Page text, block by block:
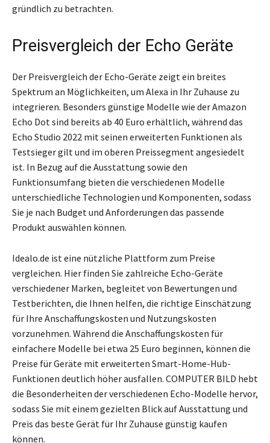
gründlich zu betrachten.
Preisvergleich der Echo Geräte
Der Preisvergleich der Echo-Geräte zeigt ein breites
Spektrum an Möglichkeiten, um Alexa in Ihr Zuhause zu
integrieren. Besonders günstige Modelle wie der Amazon
Echo Dot sind bereits ab 40 Euro erhältlich, während das
Echo Studio 2022 mit seinen erweiterten Funktionen als
Testsieger gilt und im oberen Preissegment angesiedelt
ist. In Bezug auf die Ausstattung sowie den
Funktionsumfang bieten die verschiedenen Modelle
unterschiedliche Technologien und Komponenten, sodass
Sie je nach Budget und Anforderungen das passende
Produkt auswählen können.
Idealo.de ist eine nützliche Plattform zum Preise
vergleichen. Hier finden Sie zahlreiche Echo-Geräte
verschiedener Marken, begleitet von Bewertungen und
Testberichten, die Ihnen helfen, die richtige Einschätzung
für Ihre Anschaffungskosten und Nutzungskosten
vorzunehmen. Während die Anschaffungskosten für
einfachere Modelle bei etwa 25 Euro beginnen, können die
Preise für Geräte mit erweiterten Smart-Home-Hub-
Funktionen deutlich höher ausfallen. COMPUTER BILD hebt
die Besonderheiten der verschiedenen Echo-Modelle hervor,
sodass Sie mit einem gezielten Blick auf Ausstattung und
Preis das beste Gerät für Ihr Zuhause günstig kaufen
können.